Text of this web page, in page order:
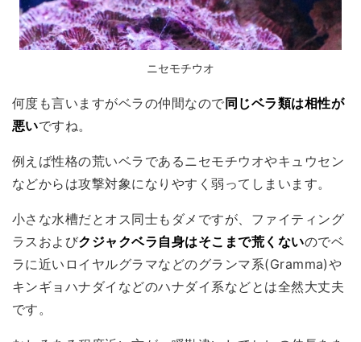
ニセモチウオ
何度も言いますがベラの仲間なので同じベラ類は相性が
悪いですね。
例えば性格の荒いベラであるニセモチウオやキュウセン
などからは攻撃対象になりやすく弱ってしまいます。
小さな水槽だとオス同士もダメですが、ファイティング
ラスおよびクジャクベラ自身はそこまで荒くないのでベ
ラに近いロイヤルグラマなどのグランマ系(Gramma)や
キンギョハナダイなどのハナダイ系などとは全然大丈夫
です。